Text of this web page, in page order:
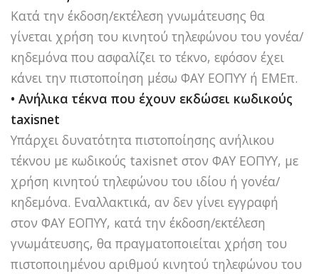
Κατά την έκδοση/εκτέλεση γνωμάτευσης θα
γίνεται χρήση του κινητού τηλεφώνου του γονέα/
κηδεμόνα που ασφαλίζει το τέκνο, εφόσον έχει
κάνει την πιστοποίηση μέσω ΦΑΥ ΕΟΠΥΥ ή ΕΜΕπ.
• Ανήλικα τέκνα που έχουν εκδώσει κωδικούς
taxisnet
Υπάρχει δυνατότητα πιστοποίησης ανήλικου
τέκνου με κωδικούς taxisnet στον ΦΑΥ ΕΟΠΥΥ, με
χρήση κινητού τηλεφώνου του ιδίου ή γονέα/
κηδεμόνα. Εναλλακτικά, αν δεν γίνει εγγραφή
στον ΦΑΥ ΕΟΠΥΥ, κατά την έκδοση/εκτέλεση
γνωμάτευσης, θα πραγματοποιείται χρήση του
πιστοποιημένου αριθμού κινητού τηλεφώνου του